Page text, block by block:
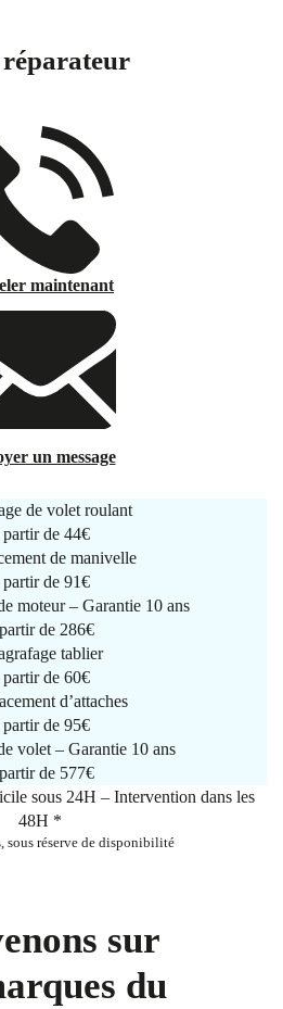
maintenant
un message
de volet roulant
partir de 44€
de manivelle
partir de 91€
moteur – Garantie 10 ans
de 286€
tablier
partir de 60€
d’attaches
partir de 95€
volet – Garantie 10 ans
de 577€
sous 24H – Intervention dans les
48H *
sous réserve de disponibilité
sur
du